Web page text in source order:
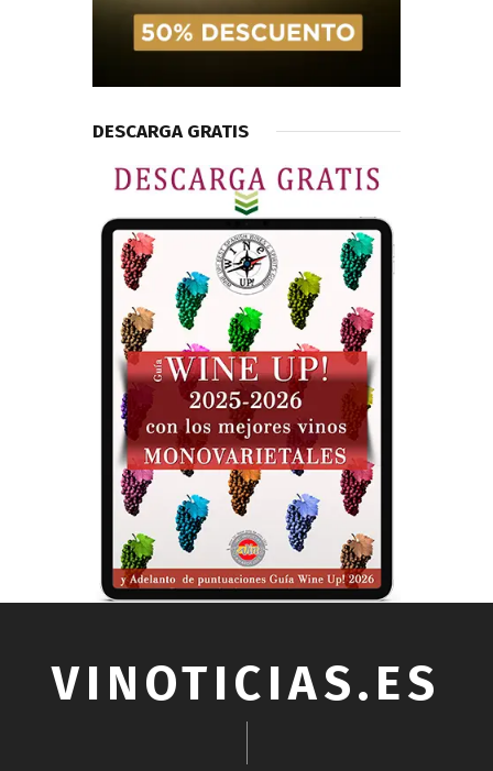
DESCARGA GRATIS
VINOTICIAS.ES